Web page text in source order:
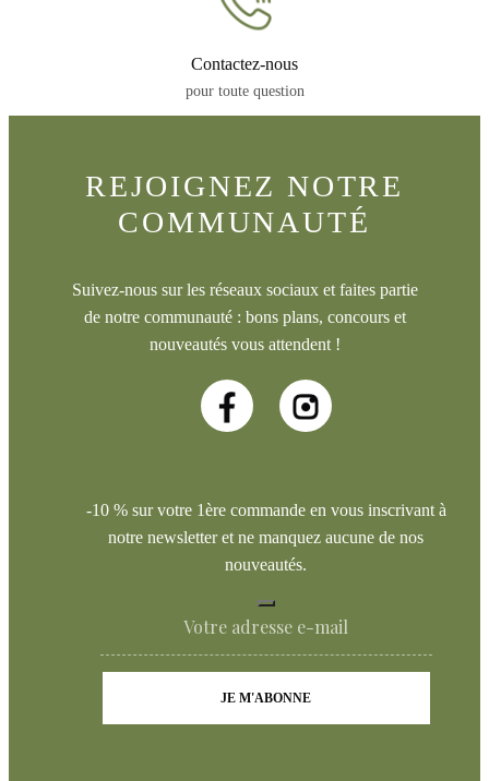
Contactez-nous
pour toute question
REJOIGNEZ NOTRE
COMMUNAUTÉ
Suivez-nous sur les réseaux sociaux et faites partie
de notre communauté : bons plans, concours et
nouveautés vous attendent !
-10 % sur votre 1ère commande en vous inscrivant à
notre newsletter et ne manquez aucune de nos
nouveautés.
JE M'ABONNE